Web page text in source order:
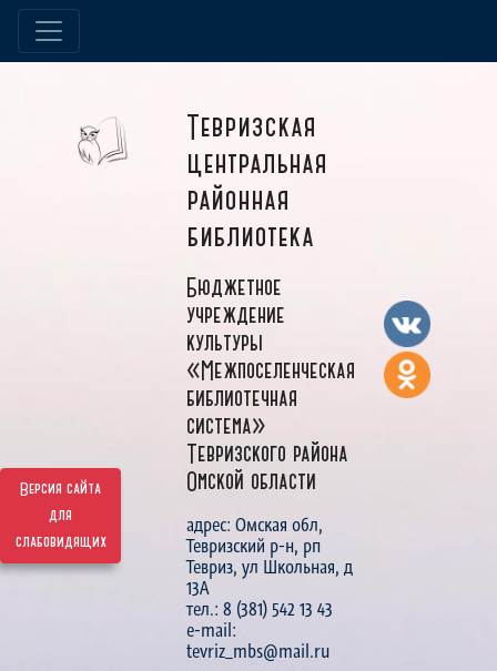
Версия сайта
для
слабовидящих
Тевризская
центральная
районная
библиотека
Бюджетное
учреждение
культуры
«Межпоселенческая
библиотечная
система»
Тевризского района
Омской области
адрес: Омская обл,
Тевризский р-н, рп
Тевриз, ул Школьная, д
13А
тел.: 8 (381) 542 13 43
e-mail:
tevriz_mbs@mail.ru